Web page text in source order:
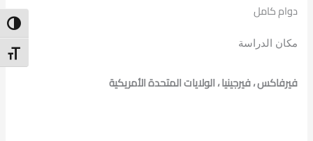
دوام كامل
مكان الدراسة
فيرفاكس ، فيرجينيا ، الولايات المتحدة الأمريكية